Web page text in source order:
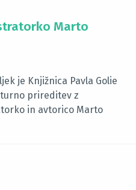
Marto
je Knjižnica Pavla Golie
prireditev z
in avtorico Marto